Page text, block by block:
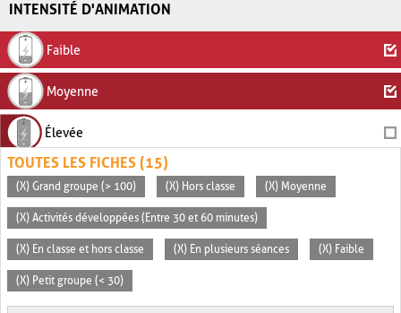
INTENSITÉ D'ANIMATION
Faible
Moyenne
Élevée
TOUTES LES FICHES (15)
(X) Grand groupe (> 100) (X) Hors classe (X) Moyenne
(X) Activités développées (Entre 30 et 60 minutes)
(X) En classe et hors classe (X) En plusieurs séances (X) Faible
(X) Petit groupe (< 30)